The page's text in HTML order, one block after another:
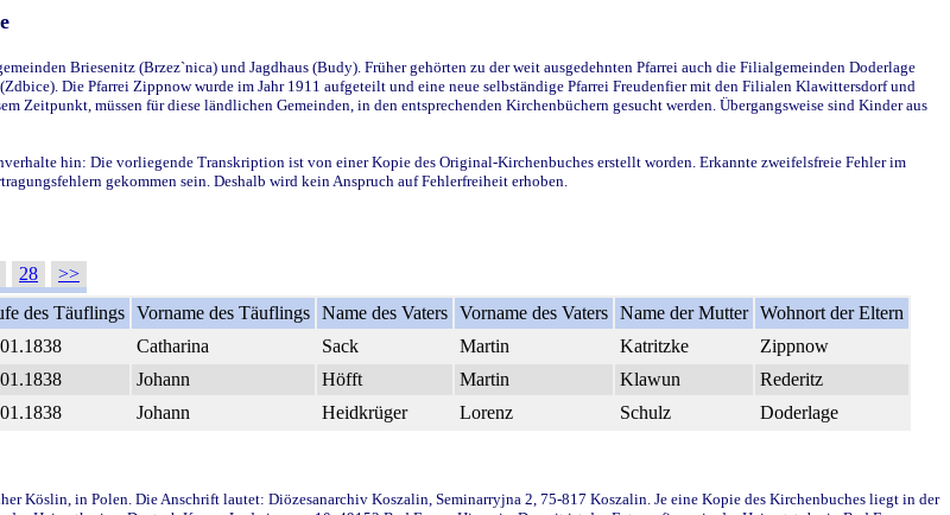
Briesenitz (Brzez`nica) und Jagdhaus (Budy). Früher gehörten zu der weit ausgedehnten Pfarrei auch die Filialgemeinden Doderlage
Die Pfarrei Zippnow wurde im Jahr 1911 aufgeteilt und eine neue selbständige Pfarrei Freudenfier mit den Filialen Klawittersdorf und
müssen für diese ländlichen Gemeinden, in den entsprechenden Kirchenbüchern gesucht werden. Übergangsweise sind Kinder aus
hin: Die vorliegende Transkription ist von einer Kopie des Original-Kirchenbuches erstellt worden. Erkannte zweifelsfreie Fehler im
gekommen sein. Deshalb wird kein Anspruch auf Fehlerfreiheit erhoben.
28
>>
des Täuflings Vorname des Täuflings Name des Vaters Vorname des Vaters Name der Mutter Wohnort der Eltern
Catharina Sack Martin Katritzke
Zippnow
Johann Höfft Martin Klawun
Rederitz
Johann Heidkrüger Lorenz Schulz Doderlage
Köslin, in Polen. Die Anschrift lautet: Diözesanarchiv Koszalin, Seminarryjna 2, 75-817 Koszalin. Je eine Kopie des Kirchenbuches liegt in der